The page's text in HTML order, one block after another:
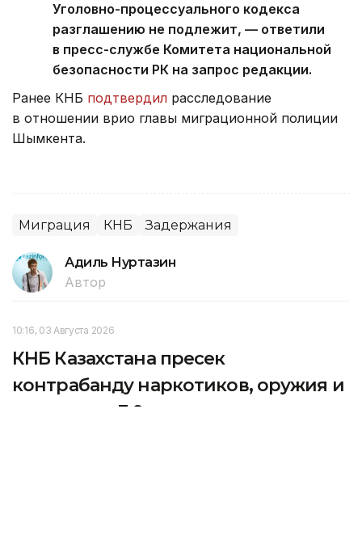
Уголовно-процессуального кодекса
разглашению не подлежит, — ответили
в пресс-службе Комитета национальной
безопасности РК на запрос редакции.
Ранее КНБ подтвердил расследование
в отношении врио главы миграционной полиции
Шымкента.
Миграция КНБ Задержания
Адиль Нуртазин
Автор
10:16, 03 Августа 2026
КНБ Казахстана пресек
контрабанду наркотиков, оружия и
товаров на 3,9 млрд тенге